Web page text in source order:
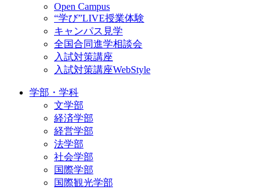
Open Campus
“学び”LIVE授業体験
キャンパス見学
全国合同進学相談会
入試対策講座
入試対策講座WebStyle
学部・学科
文学部
経済学部
経営学部
法学部
社会学部
国際学部
国際観光学部